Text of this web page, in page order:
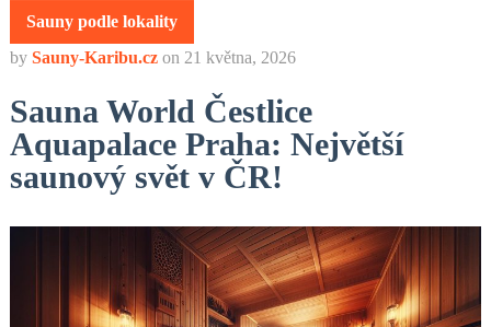
Sauny podle lokality
by Sauny-Karibu.cz on 21 května, 2026
Sauna World Čestlice
Aquapalace Praha: Největší
saunový svět v ČR!